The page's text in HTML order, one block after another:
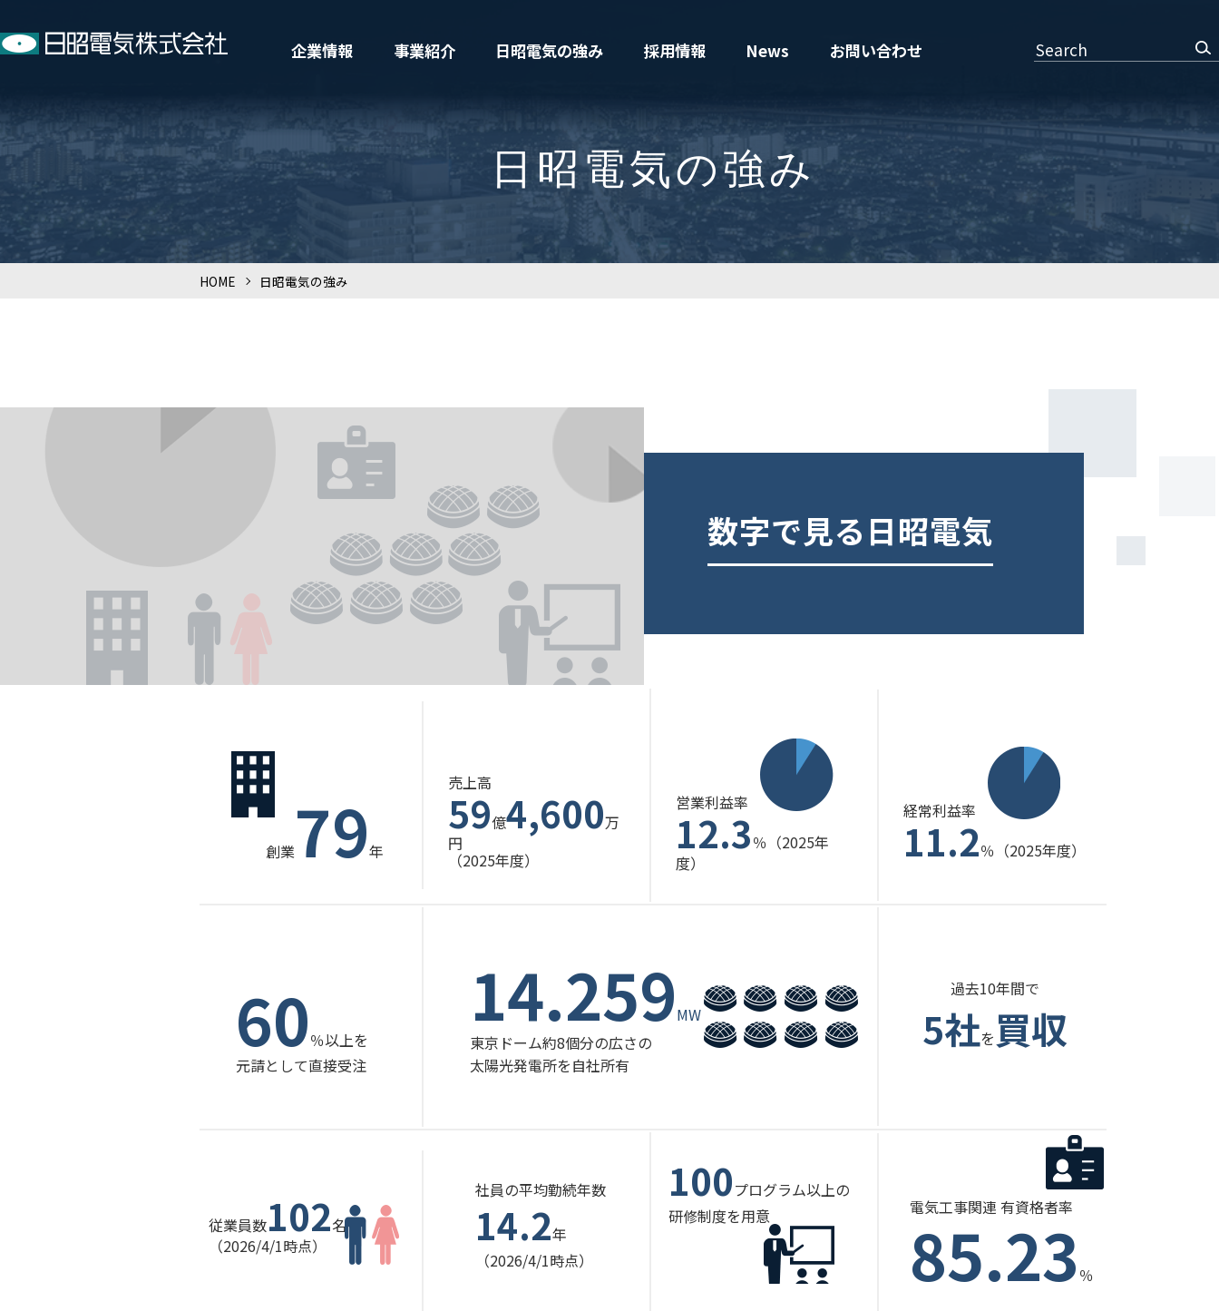
企業情報 事業紹介 日昭電気の強み 採用情報 News お問い合わせ Search
日昭電気の強み
HOME >日昭電気の強み
数字で見る日昭電気
創業79年
売上高
59億4,600万
円
（2025年度）
営業利益率
12.3％（2025年
度）
経常利益率
11.2％（2025年度）
60％以上を
元請として直接受注
14.259MW
東京ドーム約8個分の広さの
太陽光発電所を自社所有
過去10年間で
5社を 買収
従業員数102名
（2026/4/1時点）
社員の平均勤続年数
14.2年
（2026/4/1時点）
100プログラム以上の
研修制度を用意
電気工事関連 有資格者率
85.23 ％